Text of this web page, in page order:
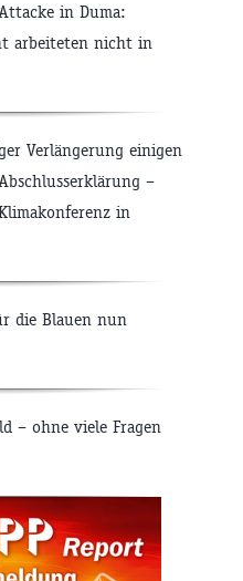
in Duma:
arbeiteten nicht in
Verlängerung einigen
–
in
die Blauen nun
– ohne viele Fragen